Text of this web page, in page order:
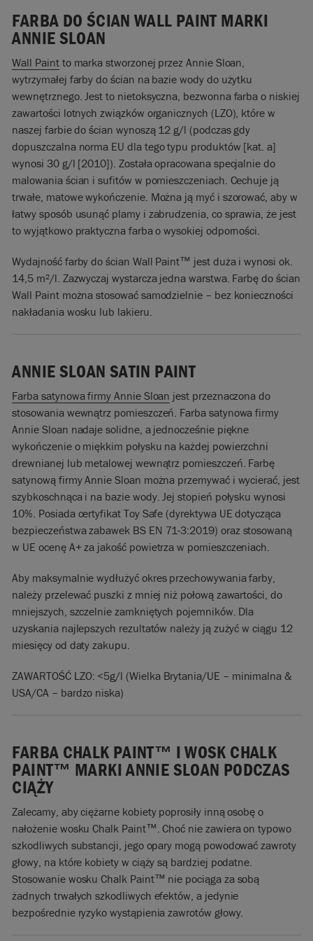
FARBA DO ŚCIAN WALL PAINT MARKI
ANNIE SLOAN
Wall Paintto marka stworzonej przez Annie Sloan,
wytrzymałej farby do ścian na bazie wody do użytku
wewnętrznego. Jest to nietoksyczna, bezwonna farba o niskiej
zawartości lotnych związków organicznych (LZO), które w
naszej farbie do ścian wynoszą 12 g/l (podczas gdy
dopuszczalna norma EU dla tego typu produktów [kat. a]
wynosi 30 g/l [2010]). Została opracowana specjalnie do
malowania ścian i sufitów w pomieszczeniach. Cechuje ją
trwałe, matowe wykończenie. Można ją myć i szorować, aby w
łatwy sposób usunąć plamy i zabrudzenia, co sprawia, że jest
to wyjątkowo praktyczna farba o wysokiej odporności.
Wydajność farby do ścian Wall Paint™ jest duża i wynosi ok.
14,5 m²/l. Zazwyczaj wystarcza jedna warstwa. Farbę do ścian
Wall Paint można stosować samodzielnie – bez konieczności
nakładania wosku lub lakieru.
ANNIE SLOAN SATIN PAINT
Farba satynowa firmy Annie Sloan jest przeznaczona do
stosowania wewnątrz pomieszczeń. Farba satynowa firmy
Annie Sloan nadaje solidne, a jednocześnie piękne
wykończenie o miękkim połysku na każdej powierzchni
drewnianej lub metalowej wewnątrz pomieszczeń. Farbę
satynową firmy Annie Sloan można przemywać i wycierać, jest
szybkoschnąca i na bazie wody. Jej stopień połysku wynosi
10%. Posiada certyfikat Toy Safe (dyrektywa UE dotycząca
bezpieczeństwa zabawek BS EN 71-3:2019) oraz stosowaną
w UE ocenę A+ za jakość powietrza w pomieszczeniach.
Aby maksymalnie wydłużyć okres przechowywania farby,
należy przelewać puszki z mniej niż połową zawartości, do
mniejszych, szczelnie zamkniętych pojemników. Dla
uzyskania najlepszych rezultatów należy ją zużyć w ciągu 12
miesięcy od daty zakupu.
ZAWARTOŚĆ LZO: <5g/l (Wielka Brytania/UE – minimalna &
USA/CA – bardzo niska)
FARBA CHALK PAINT™ I WOSK CHALK
PAINT™ MARKI ANNIE SLOAN PODCZAS
CIĄŻY
Zalecamy, aby ciężarne kobiety poprosiły inną osobę o
nałożenie wosku Chalk Paint™. Choć nie zawiera on typowo
szkodliwych substancji, jego opary mogą powodować zawroty
głowy, na które kobiety w ciąży są bardziej podatne.
Stosowanie wosku Chalk Paint™ nie pociąga za sobą
żadnych trwałych szkodliwych efektów, a jedynie
bezpośrednie ryzyko wystąpienia zawrotów głowy.